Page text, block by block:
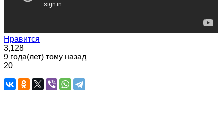
Нравится
3,128
9 года(лет) тому назад
20